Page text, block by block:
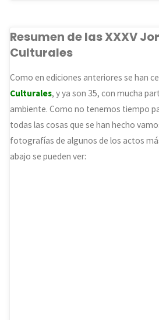
Resumen de las XXXV
Culturales
Como en ediciones anteriores se han
Culturales, y ya son 35, con mucha
ambiente. Como no tenemos tiempo
todas las cosas que se han hecho
fotografías de algunos de los actos
abajo se pueden ver: